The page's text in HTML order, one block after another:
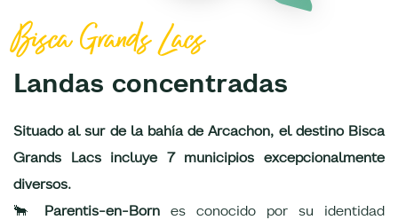
Bisca Grands Lacs
Landas concentradas
Situado al sur de la bahía de Arcachon, el destino Bisca
Grands Lacs incluye 7 municipios excepcionalmente
diversos.
🐂 Parentis-en-Born es conocido por su identidad